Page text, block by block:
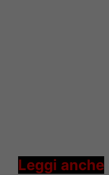
Leggi anche